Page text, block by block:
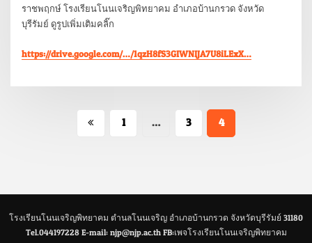
ราชพฤกษ์ โรงเรียนโนนเจริญพิทยาคม อำเภอบ้านกรวด จังหวัด
บุรีรัมย์ ดูรูปเพิ่มเติมคลิ๊ก
https://drive.google.com/…/1qzH8fS3GIWNIJA7U8iLExX…
1 … 3 4
โรงเรียนโนนเจริญพิทยาคม ตำนลโนนเจริญ อำเภอบ้านกรวด จังหวัดบุรีรัมย์ 31180
Tel.044197228 E-mail: njp@njp.ac.th FB:เพจโรงเรียนโนนเจริญพิทยาคม